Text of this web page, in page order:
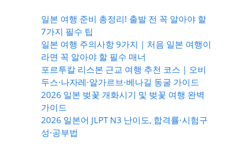
일본 여행 준비 총정리! 출발 전 꼭 알아야 할
7가지 필수 팁
일본 여행 주의사항 9가지｜처음 일본 여행이
라면 꼭 알아야 할 필수 매너
포르투칼 리스본 근교 여행 추천 코스｜오비
두스·나자레·알가르브·베나길 동굴 가이드
2026 일본 벚꽃 개화시기 및 벚꽃 여행 완벽
가이드
2026 일본어 JLPT N3 난이도, 합격률·시험구
성·공부법